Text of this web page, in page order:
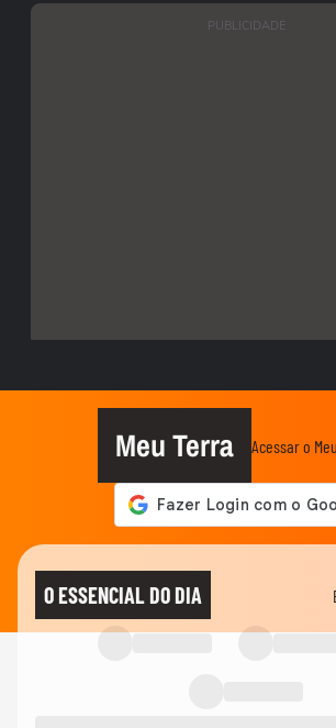
PUBLICIDADE
Meu Terra Acessar o
O ESSENCIAL DO DIA